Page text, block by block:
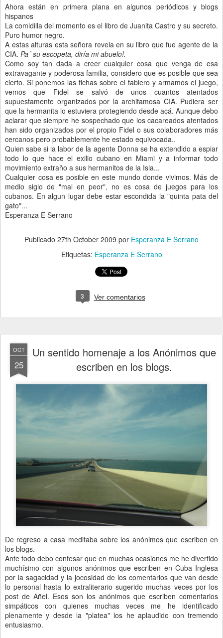
Ahora están en primera plana en algunos periódicos y blogs
hispanos
La comidilla del momento es el libro de Juanita Castro y su secreto.
Puro humor negro.
A estas alturas esta señora revela en su libro que fue agente de la
CIA. Pa´ su escopeta, diría mi abuelo!.
Como soy tan dada a creer cualquier cosa que venga de esa
extravagante y poderosa familia, considero que es posible que sea
cierto. Si ponemos las fichas sobre el tablero y armamos el juego,
vemos que Fidel se salvó de unos cuantos atentados
supuestamente organizados por la archifamosa CIA. Pudiera ser
que la hermanita lo estuviera protegiendo desde acá. Aunque debo
aclarar que siempre he sospechado que los cacareados atentados
han sido organizados por el propio Fidel o sus colaboradores más
cercanos pero probablemente he estado equivocada..
Quien sabe si la labor de la agente Donna se ha extendido a espiar
todo lo que hace el exilio cubano en Miami y a informar todo
movimiento extraño a sus hermanitos de la Isla...
Cualquier cosa es posible en este mundo donde vivimos. Más de
medio siglo de "mal en peor", no es cosa de juegos para los
cubanos. En algun lugar debe estar escondida la "quinta pata del
gato"...
Esperanza E Serrano
Publicado 27th October 2009 por Esperanza E Serrano
Etiquetas: Esperanza E Serrano
3 Ver comentarios
OCT
25
Un sentido homenaje a los Anónimos que
escriben en los blogs.
De regreso a casa meditaba sobre los anónimos que escriben en
los blogs.
Ante todo debo confesar que en muchas ocasiones me he divertido
muchísimo con algunos anónimos que escriben en Cuba Inglesa
por la sagacidad y la jocosidad de los comentarios que van desde
lo personal hasta lo extraliterario sugerido muchas veces por los
post de Añel. Esos son los anónimos que escriben comentarios
simpáticos con quienes muchas veces me he identificado
plenamente y desde la "platea" los he aplaudido con tremendo
entusiasmo.